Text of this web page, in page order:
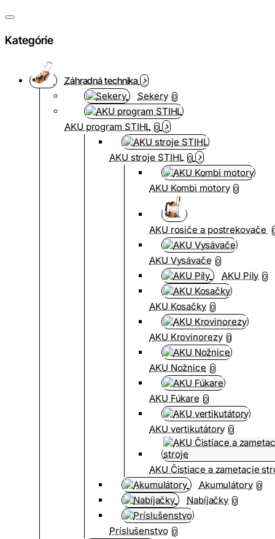
Kategórie
Záhradná technika
Sekery 0
AKU program STIHL 0
AKU stroje STIHL 0
AKU Kombi motory 0
AKU rosiče a postrekovače
AKU Vysávače 0
AKU Píly 0
AKU Kosačky 0
AKU Krovinorezy 0
AKU Nožnice 0
AKU Fúkare 0
AKU vertikutátory 0
AKU Čistiace a zametacie
Akumulátory 0
Nabíjačky 0
Príslušenstvo 0